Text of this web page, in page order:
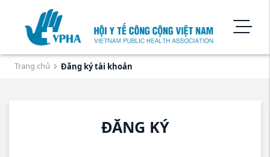
Trang chủ Đăng ký tài khoản
ĐĂNG KÝ